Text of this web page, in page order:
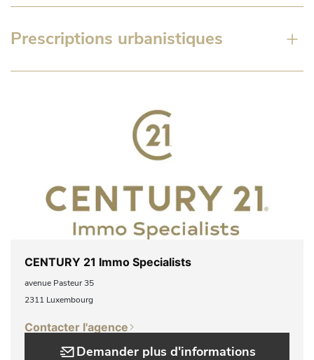
Prescriptions urbanistiques
CENTURY 21 Immo Specialists
avenue Pasteur 35
2311 Luxembourg
Contacter l'agence
Demander plus d'informations